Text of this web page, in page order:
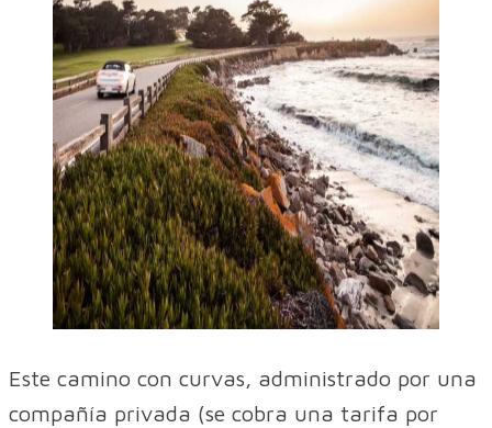
Este camino con curvas, administrado por una
compañía privada (se cobra una tarifa por